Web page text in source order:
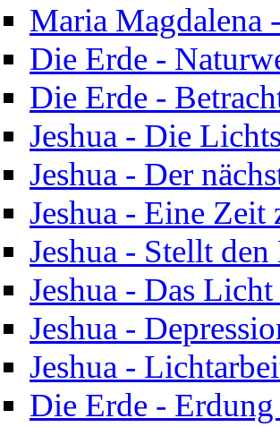
Maria Magdalena
Die Erde -
Die Erde -
Jeshua - Die
Jeshua - Der
Jeshua - Eine Zeit
Jeshua - Stellt
Jeshua - Das
Jeshua -
Jeshua -
Die Erde -